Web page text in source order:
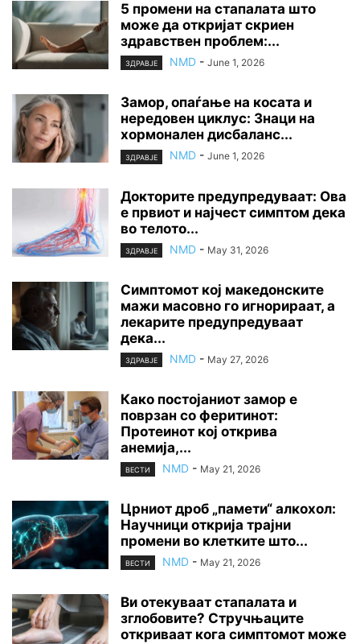
5 промени на стапалата што
може да откријат скриен
здравствен проблем:...
ЗДРАВЈЕ NMD - June 1, 2026
Замор, опаѓање на косата и
нередовен циклус: Знаци на
хормонален дисбаланс...
ЗДРАВЈЕ NMD - June 1, 2026
Докторите предупредуваат: Ова
е првиот и најчест симптом дека
во телото...
ЗДРАВЈЕ NMD - May 31, 2026
Симптомот кој македонските
мажи масовно го игнорираат, а
лекарите предупредуваат
дека...
ЗДРАВЈЕ NMD - May 27, 2026
Како постојаниот замор е
поврзан со феритинот:
Протеинот кој открива
анемија,...
ВЕСТИ NMD - May 21, 2026
Црниот дроб „памети“ алкохол:
Научници открија трајни
промени во клетките што...
ВЕСТИ NMD - May 21, 2026
Ви отекуваат стапалата и
зглобовите? Стручњаците
откриваат кога симптомот може